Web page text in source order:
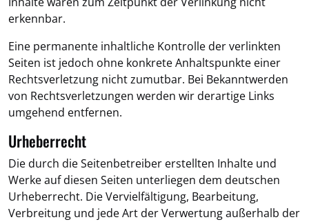
erkennbar.
Eine permanente inhaltliche Kontrolle der verlinkten
Seiten ist jedoch ohne konkrete Anhaltspunkte einer
Rechtsverletzung nicht zumutbar. Bei Bekanntwerden
von Rechtsverletzungen werden wir derartige Links
umgehend entfernen.
Urheberrecht
Die durch die Seitenbetreiber erstellten Inhalte und
Werke auf diesen Seiten unterliegen dem deutschen
Urheberrecht. Die Vervielfältigung, Bearbeitung,
Verbreitung und jede Art der Verwertung außerhalb der